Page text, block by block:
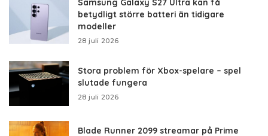
betydligt större batteri än tidigare
modeller
28 juli 2026
Stora problem för Xbox-spelare – spel
slutade fungera
28 juli 2026
Blade Runner 2099 streamar på Prime